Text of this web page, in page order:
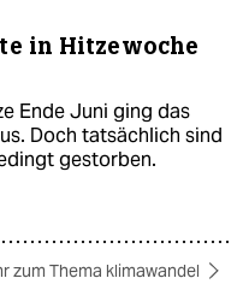
in Hitzewoche
Ende Juni ging das
Doch tatsächlich sind
gestorben.
zum Thema klimawandel